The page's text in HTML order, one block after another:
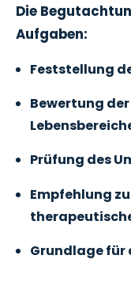
Die
Aufgaben:
Feststellung
Bewertung
Prüfung des
Empfehlung zu
Grundlage für